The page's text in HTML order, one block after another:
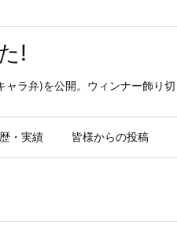
!
ラ弁)を公開。ウィンナー飾り
・実績 皆様からの投稿